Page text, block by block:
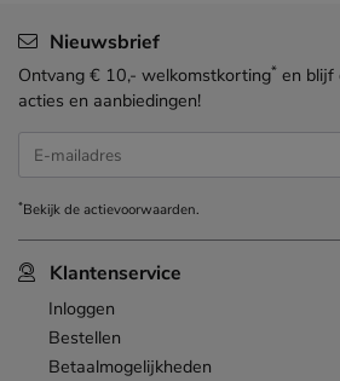
Klantenservice
Inloggen
Bestellen
Betaalmogelijkheden
Nieuwsbrief
Ontvang € 10,- welkomstkorting* en blijf
acties en aanbiedingen!
E-mailadres
*Bekijk deactievoorwaarden.